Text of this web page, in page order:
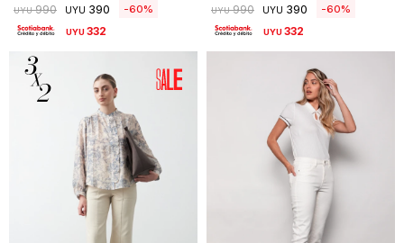
UYU 990 UYU 390 60
UYU332
UYU 990 UYU 390 60
UYU332